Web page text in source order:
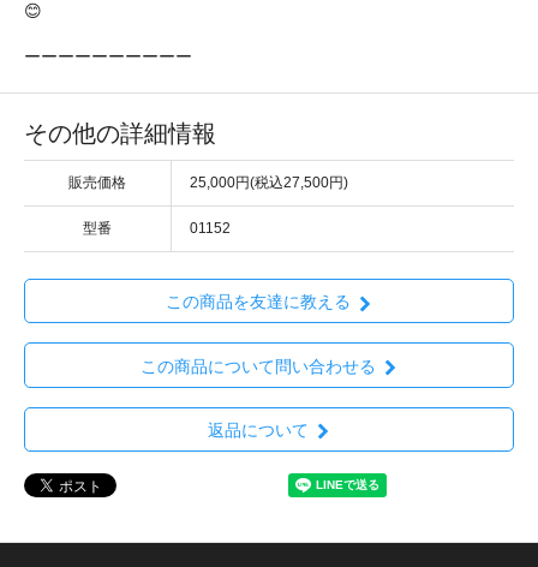
😊
ーーーーーーーーーー
その他の詳細情報
販売価格 25,000円(税込27,500円)
型番 01152
この商品を友達に教える
この商品について問い合わせる
返品について